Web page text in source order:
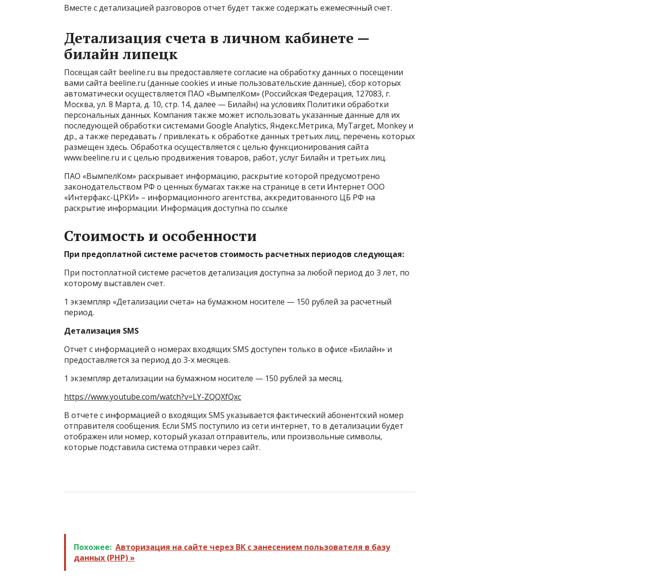
Вместе с детализацией разговоров отчет будет также содержать ежемесячный счет.
Детализация счета в личном кабинете —
билайн липецк
Посещая сайт beeline.ru вы предоставляете согласие на обработку данных о посещении
вами сайта beeline.ru (данные cookies и иные пользовательские данные), сбор которых
автоматически осуществляется ПАО «ВымпелКом» (Российская Федерация, 127083, г.
Москва, ул. 8 Марта, д. 10, стр. 14, далее — Билайн) на условиях Политики обработки
персональных данных. Компания также может использовать указанные данные для их
последующей обработки системами Google Analytics, Яндекс.Метрика, MyTarget, Monkey и
др., а также передавать / привлекать к обработке данных третьих лиц, перечень которых
размещен здесь. Обработка осуществляется с целью функционирования сайта
www.beeline.ru и с целью продвижения товаров, работ, услуг Билайн и третьих лиц.
ПАО «ВымпелКом» раскрывает информацию, раскрытие которой предусмотрено
законодательством РФ о ценных бумагах также на странице в сети Интернет ООО
«Интерфакс-ЦРКИ» – информационного агентства, аккредитованного ЦБ РФ на
раскрытие информации. Информация доступна по ссылке
Стоимость и особенности
При предоплатной системе расчетов стоимость расчетных периодов следующая:
При постоплатной системе расчетов детализация доступна за любой период до 3 лет, по
которому выставлен счет.
1 экземпляр «Детализации счета» на бумажном носителе — 150 рублей за расчетный
период.
Детализация SMS
Отчет с информацией о номерах входящих SMS доступен только в офисе «Билайн» и
предоставляется за период до 3-х месяцев.
1 экземпляр детализации на бумажном носителе — 150 рублей за месяц.
https://www.youtube.com/watch?v=LY-ZQQXfQxc
В отчете с информацией о входящих SMS указывается фактический абонентский номер
отправителя сообщения. Если SMS поступило из сети интернет, то в детализации будет
отображен или номер, который указал отправитель, или произвольные символы,
которые подставила система отправки через сайт.
Похожее: Авторизация на сайте через ВК с занесением пользователя в базу
данных (PHP) »